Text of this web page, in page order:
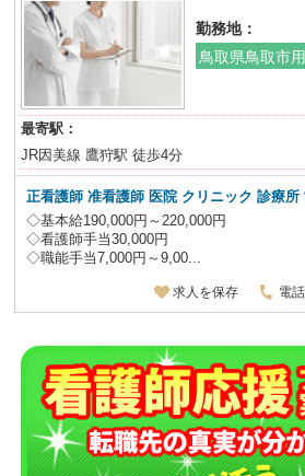
勤務地：
鳥取県鳥取市
最寄駅：
JR因美線 鷹狩駅 徒歩4分
正看護師 准看護師 医院 クリニック 診療所
◇基本給190,000円～220,000円
◇看護師手当30,000円
◇職能手当7,000円～9,00...
求人を保存 電